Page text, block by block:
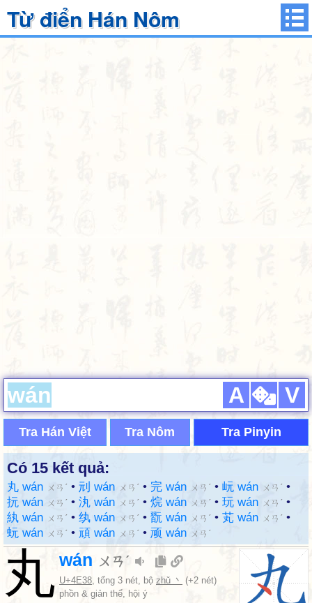
Từ điển Hán Nôm
A V
Tra Hán Việt Tra Nôm Tra Pinyin
Có 15 kết quả:
丸 wán ㄨㄢˊ • 刓 wán ㄨㄢˊ • 完 wán ㄨㄢˊ • 岏 wán ㄨㄢˊ •
抏 wán ㄨㄢˊ • 汍 wán ㄨㄢˊ • 烷 wán ㄨㄢˊ • 玩 wán ㄨㄢˊ •
紈 wán ㄨㄢˊ • 纨 wán ㄨㄢˊ • 翫 wán ㄨㄢˊ • 芄 wán ㄨㄢˊ •
蚖 wán ㄨㄢˊ • 頑 wán ㄨㄢˊ • 顽 wán ㄨㄢˊ
丸 wán ㄨㄢˊ
U+4E38, tổng 3 nét, bộ zhǔ 丶
(+2 nét)
phồn & giản thể, hội ý